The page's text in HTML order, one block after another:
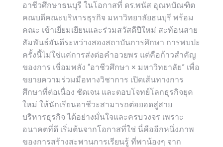
อาชีวศึกษาธนบุรี ในโอกาสที่ ดร.พนัส อุณหบัณฑิต
คณบดีคณะบริหารธุรกิจ มหาวิทยาลัยธนบุรี พร้อม
คณะ เข้าเยี่ยมเยียนและร่วมสวัสดีปีใหม่ สะท้อนสาย
สัมพันธ์อันดีระหว่างสองสถาบันการศึกษา การพบปะ
ครั้งนี้ไม่ใช่แค่การส่งต่อคำอวยพร แต่คือก้าวสำคัญ
ของการ เชื่อมพลัง “อาชีวศึกษา × มหาวิทยาลัย” เพื่อ
ขยายความร่วมมือทางวิชาการ เปิดเส้นทางการ
ศึกษาที่ต่อเนื่อง ชัดเจน และตอบโจทย์โลกธุรกิจยุค
ใหม่ ให้นักเรียนอาชีวะสามารถต่อยอดสู่สาย
บริหารธุรกิจ ได้อย่างมั่นใจและครบวงจร เพราะ
อนาคตที่ดี เริ่มต้นจากโอกาสที่ใช่ นี่คืออีกหนึ่งภาพ
ของการสร้างสะพานการเรียนรู้ ที่พาน้องๆ จาก